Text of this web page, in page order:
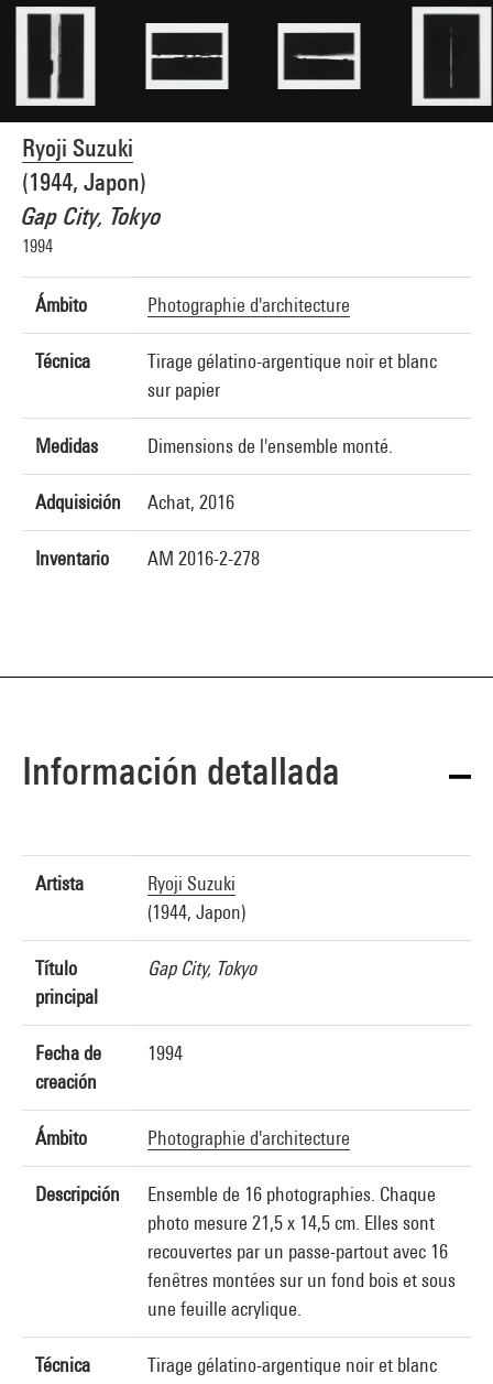
Ryoji Suzuki
(1944, Japon)
Gap City, Tokyo
1994
Ámbito Photographie d'architecture
Técnica
Tirage gélatino-argentique noir et blanc
sur papier
Medidas Dimensions de l'ensemble monté.
Adquisición Achat, 2016
Inventario AM 2016-2-278
© droits réservés
Créditos fotográficos : Centre Pompidou, MNAM-CCI/Philippe Migeat/Dist.
GrandPalaisRmn
Referencia de la imagen : 4N28900
Difusión de la imagen :
Información detallada
Artista
Ryoji Suzuki
(1944, Japon)
Título
principal
Gap City, Tokyo
Fecha de
creación
1994
Ámbito Photographie d'architecture
Descripción
Ensemble de 16 photographies. Chaque
photo mesure 21,5 x 14,5 cm. Elles sont
recouvertes par un passe-partout avec 16
fenêtres montées sur un fond bois et sous
une feuille acrylique.
Técnica
Tirage gélatino-argentique noir et blanc